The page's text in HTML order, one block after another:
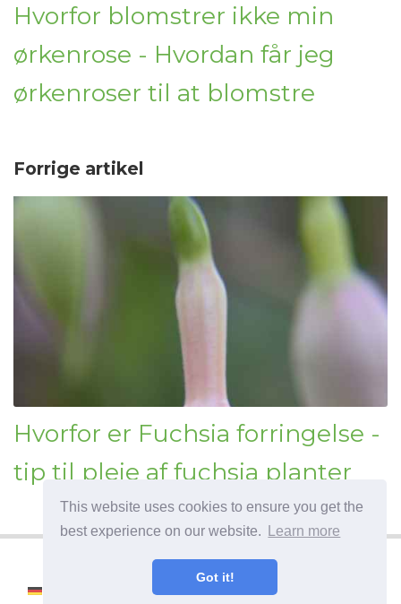
This website uses cookies to ensure you get the
best experience on our website.
Learn more
Got it!
Hvorfor blomstrer ikke min
ørkenrose - Hvordan får jeg
ørkenroser til at blomstre
Forrige artikel
Hvorfor er Fuchsia forringelse -
tip til pleje af fuchsia planter